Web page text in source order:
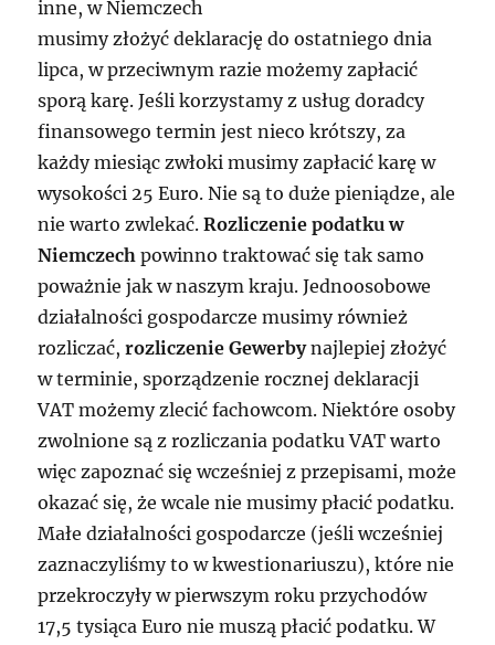
inne, w Niemczech
musimy złożyć deklarację do ostatniego dnia
lipca, w przeciwnym razie możemy zapłacić
sporą karę. Jeśli korzystamy z usług doradcy
finansowego termin jest nieco krótszy, za
każdy miesiąc zwłoki musimy zapłacić karę w
wysokości 25 Euro. Nie są to duże pieniądze, ale
nie warto zwlekać.Rozliczenie podatku w
Niemczech powinno traktować się tak samo
poważnie jak w naszym kraju. Jednoosobowe
działalności gospodarcze musimy również
rozliczać,rozliczenie Gewerbynajlepiej złożyć
w terminie, sporządzenie rocznej deklaracji
VAT możemy zlecić fachowcom. Niektóre osoby
zwolnione są z rozliczania podatku VAT warto
więc zapoznać się wcześniej z przepisami, może
okazać się, że wcale nie musimy płacić podatku.
Małe działalności gospodarcze (jeśli wcześniej
zaznaczyliśmy to w kwestionariuszu), które nie
przekroczyły w pierwszym roku przychodów
17,5 tysiąca Euro nie muszą płacić podatku. W